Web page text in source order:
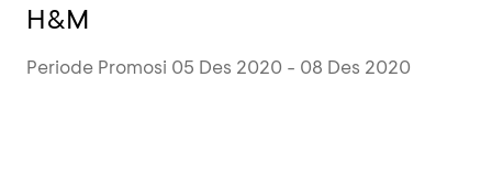
H&M
Periode Promosi 05 Des 2020 - 08 Des 2020